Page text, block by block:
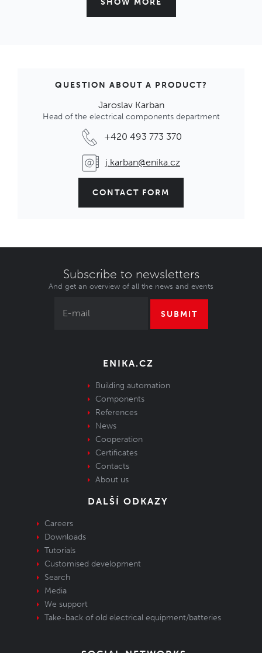
SHOW MORE
Víčko pro kabelové a panelové konektory TH387
IN STOCK
0,88 €
Code: 1043588
QUESTION ABOUT A PRODUCT?
Jaroslav Karban
Head of the electrical components department
+420 493 773 370
j.karban@enika.cz
CONTACT FORM
Subscribe to newsletters
And get an overview of all the news and events
SUBMIT
ENIKA.CZ
Building automation
Components
References
News
Cooperation
Certificates
Contacts
About us
DALŠÍ ODKAZY
Careers
Downloads
Tutorials
Customised development
Search
Media
We support
Take-back of old electrical equipment/batteries